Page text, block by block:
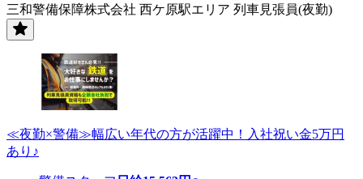
三和警備保障株式会社 西ケ原駅エリア 列車見張員(夜勤)
≪夜勤×警備≫幅広い年代の方が活躍中！入社祝い金5万円
あり♪